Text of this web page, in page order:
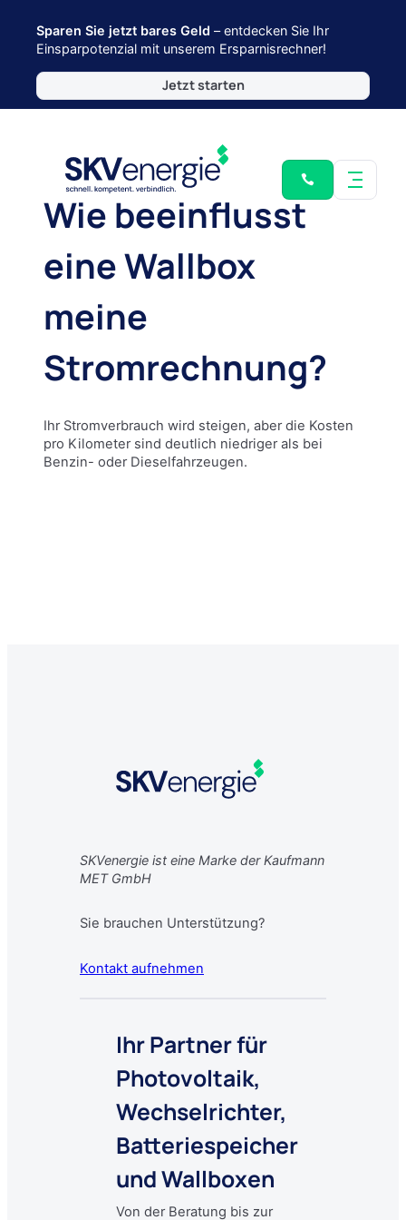
Sparen Sie jetzt bares Geld – entdecken Sie Ihr
Einsparpotenzial mit unserem Ersparnisrechner!
Jetzt starten
Wie beeinflusst
eine Wallbox
meine
Stromrechnung?
Ihr Stromverbrauch wird steigen, aber die Kosten
pro Kilometer sind deutlich niedriger als bei
Benzin- oder Dieselfahrzeugen.
SKVenergie ist eine Marke der Kaufmann
MET GmbH
Sie brauchen Unterstützung?
Kontakt aufnehmen
Ihr Partner für
Photovoltaik,
Wechselrichter,
Batteriespeicher
und Wallboxen
Von der Beratung bis zur